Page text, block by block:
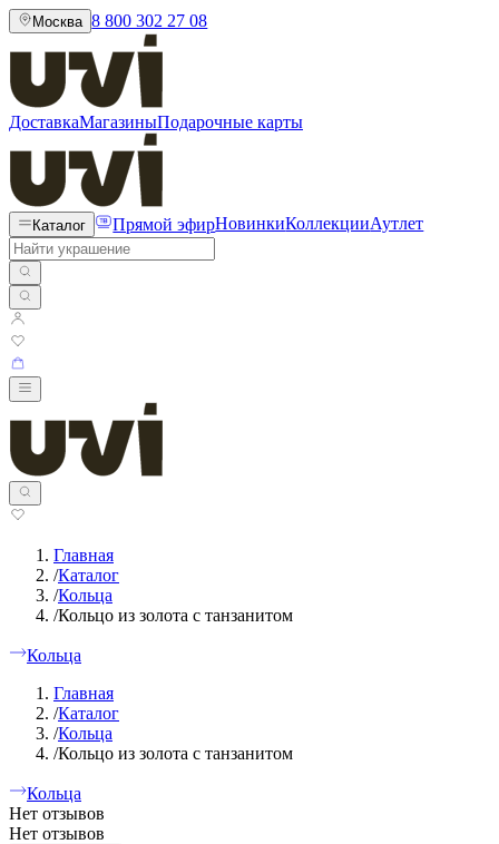
Москва 8 800 302 27 08
ДоставкаМагазиныПодарочные карты
Каталог Прямой эфирНовинкиКоллекцииАутлет
Главная
/Каталог
/Кольца
/Кольцо из золота с танзанитом
Кольца
Главная
/Каталог
/Кольца
/Кольцо из золота с танзанитом
Кольца
Нет отзывов
Нет отзывов